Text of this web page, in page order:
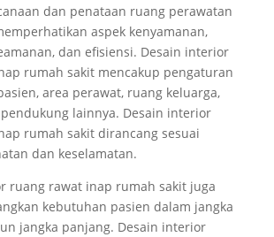
dan penataan ruang perawatan
aspek kenyamanan,
dan efisiensi. Desain interior
rumah sakit mencakup pengaturan
area perawat, ruang keluarga,
lainnya. Desain interior
rumah sakit dirancang sesuai
dan keselamatan.
ruang rawat inap rumah sakit juga
kebutuhan pasien dalam jangka
jangka panjang. Desain interior